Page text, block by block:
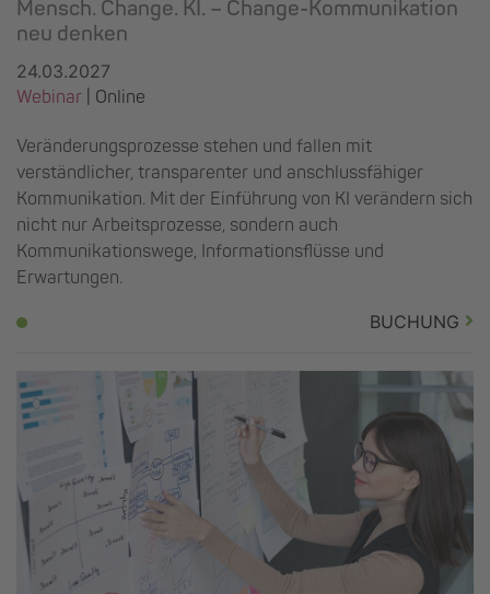
Mensch. Change. KI. – Change-Kommunikation
neu denken
24.03.2027
Webinar | Online
Veränderungsprozesse stehen und fallen mit
verständlicher, transparenter und anschlussfähiger
Kommunikation. Mit der Einführung von KI verändern sich
nicht nur Arbeitsprozesse, sondern auch
Kommunikationswege, Informationsflüsse und
Erwartungen.
BUCHUNG